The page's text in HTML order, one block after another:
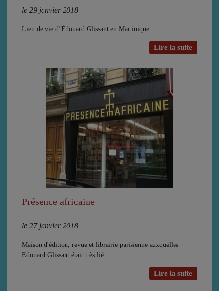
le 29 janvier 2018
Lieu de vie d’Édouard Glissant en Martinique
Lire la suite
Présence africaine
le 27 janvier 2018
Maison d'édition, revue et librairie parisienne auxquelles
Edouard Glissant était très lié.
Lire la suite